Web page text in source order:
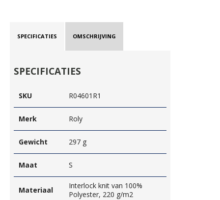
SPECIFICATIES OMSCHRIJVING
SPECIFICATIES
SKU R04601R1
Merk Roly
Gewicht 297 g
Maat S
Materiaal
Interlock knit van 100%
Polyester, 220 g/m2